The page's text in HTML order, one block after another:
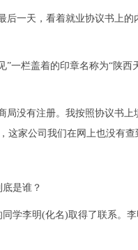
一天，看着就业协议书上
一栏盖着的印章名称为“陕西
没有注册。我按照协议书
这家公司我们在网上也没有查
是谁？
学李明(化名)取得了联系。